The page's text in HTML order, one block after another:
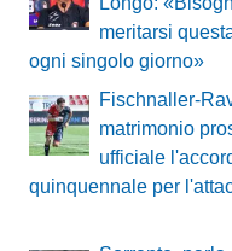
meritarsi
ogni singolo giorno»
Fischnaller-
matrimonio
ufficiale
quinquennale per